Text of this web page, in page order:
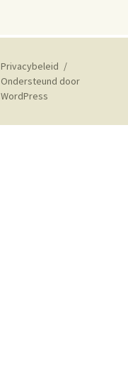
Privacybeleid
Ondersteund door
WordPress